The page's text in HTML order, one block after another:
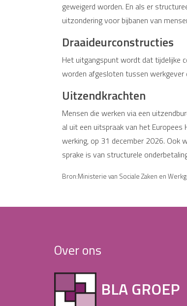
geweigerd worden. En als er
uitzondering voor bijbanen van
Draaideurconstructies
Het uitgangspunt wordt dat tijdelijke
worden afgesloten tussen werkgever
Uitzendkrachten
Mensen die werken via een
al uit een uitspraak van het
werking, op 31 december 2026. Ook
sprake is van structurele
Bron:Ministerie van Sociale Zaken en
Over ons
BLA GROEP